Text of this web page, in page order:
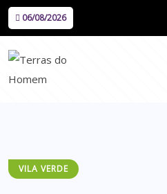
06/08/2026
VILA VERDE